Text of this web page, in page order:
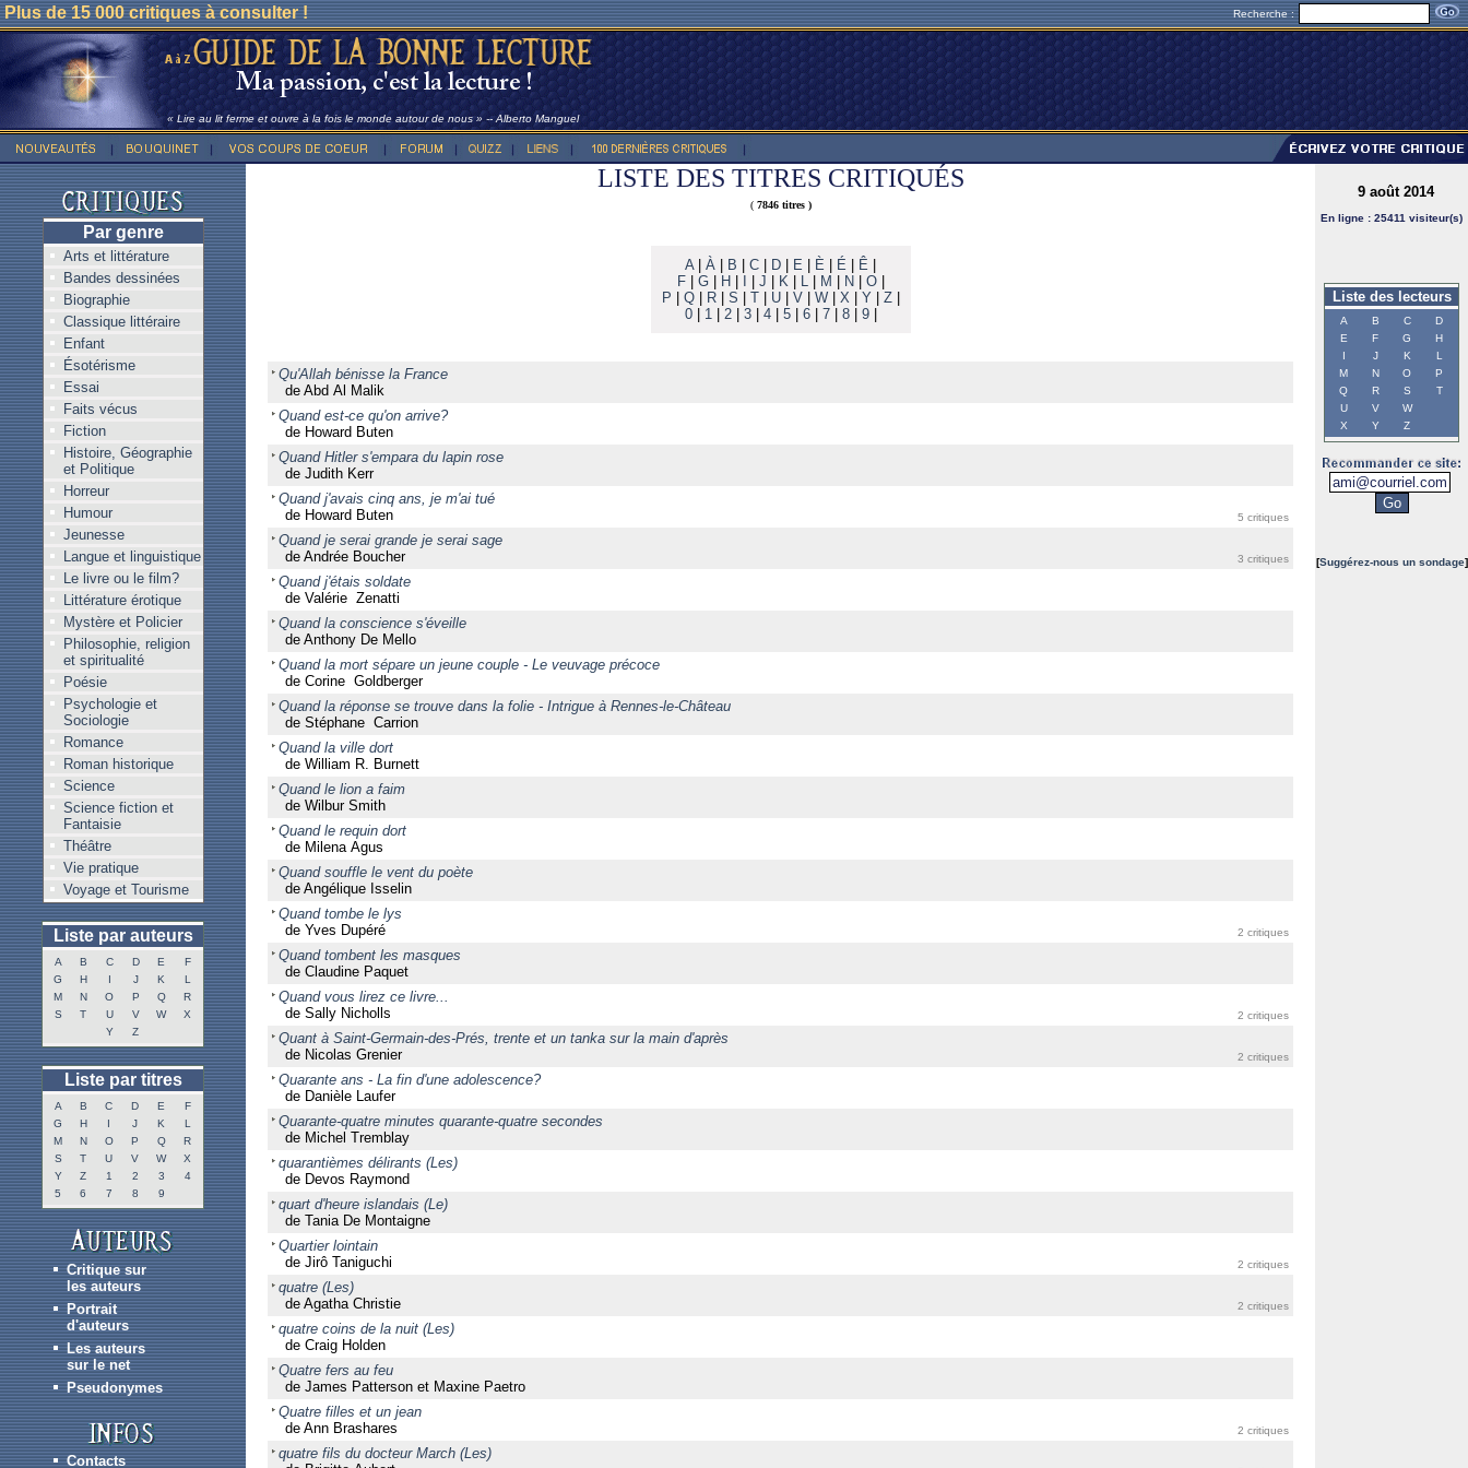
Plus de 15 000 critiques à consulter ! Recherche :
« Lire au lit ferme et ouvre à la fois le monde autour de nous » -- Alberto Manguel
Par genre
Arts et littérature
Bandes dessinées
Biographie
Classique littéraire
Enfant
Ésotérisme
Essai
Faits vécus
Fiction
Histoire, Géographie
et Politique
Horreur
Humour
Jeunesse
Langue et linguistique
Le livre ou le film?
Littérature érotique
Mystère et Policier
Philosophie, religion
et spiritualité
Poésie
Psychologie et
Sociologie
Romance
Roman historique
Science
Science fiction et
Fantaisie
Théâtre
Vie pratique
Voyage et Tourisme
Liste par auteurs
A B C D E
F
G
H I J K
L
M
N O P Q
R
S
T U V W
X
Y
Z
Liste par titres
A B C D E
F
G
H I J K
L
M
N O P Q
R
S
T U V W
X
Y
Z 1 2 3
4
5
6 7 8 9
Critique sur
les auteurs
Portrait
d'auteurs
Les auteurs
sur le net
Pseudonymes
Contacts
LISTE DES TITRES CRITIQUÉS
( 7846 titres )
A| À B C D E È É Ê
F| G| H J K| L| M N O|
P
Q| R| S T| U| V| W| X| Y| Z|
0| 1| 2| 3| 4| 5| 6| 7| 8| 9|
Qu'Allah bénisse la France
de Abd Al Malik
Quand est-ce qu'on arrive?
de Howard Buten
Quand Hitler s'empara du lapin rose
de Judith Kerr
Quand j'avais cinq ans, je m'ai tué
de Howard Buten
5 critiques
Quand je serai grande je serai sage
de Andrée Boucher
3 critiques
Quand j'étais soldate
de Valérie Zenatti
Quand la conscience s'éveille
de Anthony De Mello
Quand la mort sépare un jeune couple - Le veuvage précoce
de Corine Goldberger
Quand la réponse se trouve dans la folie - Intrigue à Rennes-le-Château
de Stéphane Carrion
Quand la ville dort
de William R. Burnett
Quand le lion a faim
de Wilbur Smith
Quand le requin dort
de Milena Agus
Quand souffle le vent du poète
de Angélique Isselin
Quand tombe le lys
de Yves Dupéré
2 critiques
Quand tombent les masques
de Claudine Paquet
Quand vous lirez ce livre...
de Sally Nicholls
2 critiques
Quant à Saint-Germain-des-Prés, trente et un tanka sur la main d'après
de Nicolas Grenier
2 critiques
Quarante ans - La fin d'une adolescence?
de Danièle Laufer
Quarante-quatre minutes quarante-quatre secondes
de Michel Tremblay
quarantièmes délirants (Les)
de Devos Raymond
quart d'heure islandais (Le)
de Tania De Montaigne
Quartier lointain
de Jirô Taniguchi
2 critiques
quatre (Les)
de Agatha Christie
2 critiques
quatre coins de la nuit (Les)
de Craig Holden
Quatre fers au feu
de James Patterson et Maxine Paetro
Quatre filles et un jean
de Ann Brashares
2 critiques
quatre fils du docteur March (Les)
9 août 2014
En ligne : 25411 visiteur(s)
Liste des lecteurs
A B C
D
E
F G
H
I
J K
L
M
N O
P
Q
R S
T
U
V
W
X
Y Z
[Suggérez-nous un sondage]